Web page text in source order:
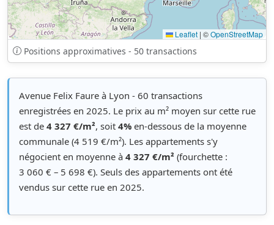
Leaflet | ©OpenStreetMap
Positions approximatives - 50 transactions
Avenue Felix Faure à Lyon - 60 transactions
enregistrées en 2025. Le prix au m² moyen sur cette rue
est de 4 327 €/m², soit 4% en-dessous de la moyenne
communale (4 519 €/m²). Les appartements s'y
négocient en moyenne à 4 327 €/m² (fourchette :
3 060 € – 5 698 €). Seuls des appartements ont été
vendus sur cette rue en 2025.